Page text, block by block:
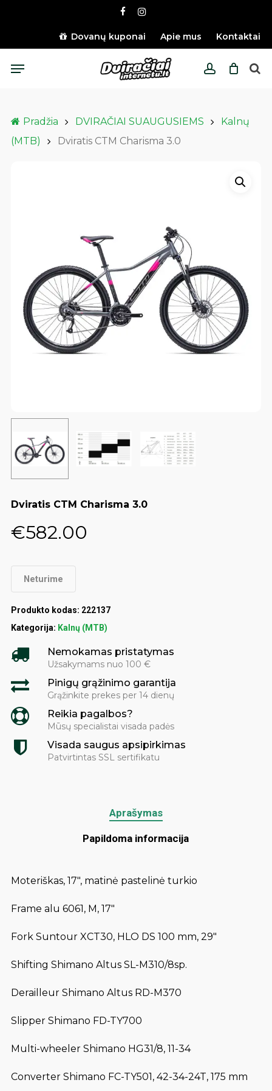
content
facebookinstagram
Dovanų kuponai Apie mus Kontaktai
account
Menu
Pradžia DVIRAČIAI SUAUGUSIEMS
Kalnų
(MTB)
Dviratis CTM Charisma 3.0
Dviratis CTM Charisma 3.0
€582.00
Neturime
Produkto kodas: 222137
Kategorija: Kalnų (MTB)
Nemokamas pristatymas
Užsakymams nuo 100 €
Pinigų grąžinimo garantija
Grąžinkite prekes per 14 dienų
Reikia pagalbos?
Mūsų specialistai visada padės
Visada saugus apsipirkimas
Patvirtintas SSL sertifikatu
Aprašymas
Papildoma informacija
Moteriškas, 17″, matinė pastelinė turkio
Frame alu 6061, M, 17″
Fork Suntour XCT30, HLO DS 100 mm, 29″
Shifting Shimano Altus SL-M310/8sp.
Derailleur Shimano Altus RD-M370
Slipper Shimano FD-TY700
Multi-wheeler Shimano HG31/8, 11-34
Converter Shimano FC-TY501, 42-34-24T, 175 mm